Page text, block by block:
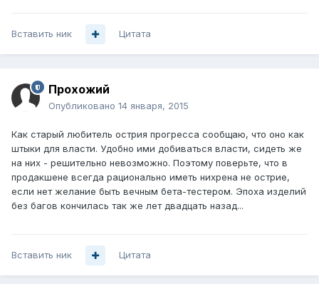
Вставить ник Цитата
Прохожий
Опубликовано 14 января, 2015
Как старый любитель острия прогресса сообщаю, что оно как
штыки для власти. Удобно ими добиваться власти, сидеть же
на них - решительно невозможно. Поэтому поверьте, что в
продакшене всегда рационально иметь нихрена не острие,
если нет желание быть вечным бета-тестером. Эпоха изделий
без багов кончилась так же лет двадцать назад...
Вставить ник Цитата